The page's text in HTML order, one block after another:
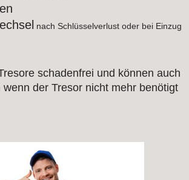
nach Schlüsselverlust oder bei Einzug
schadenfrei und können auch
der Tresor nicht mehr benötigt